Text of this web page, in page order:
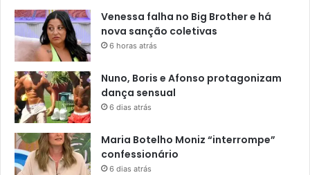
Venessa falha no Big Brother e há
nova sanção coletivas
6 horas atrás
Nuno, Boris e Afonso protagonizam
dança sensual
6 dias atrás
Maria Botelho Moniz “interrompe”
confessionário
6 dias atrás